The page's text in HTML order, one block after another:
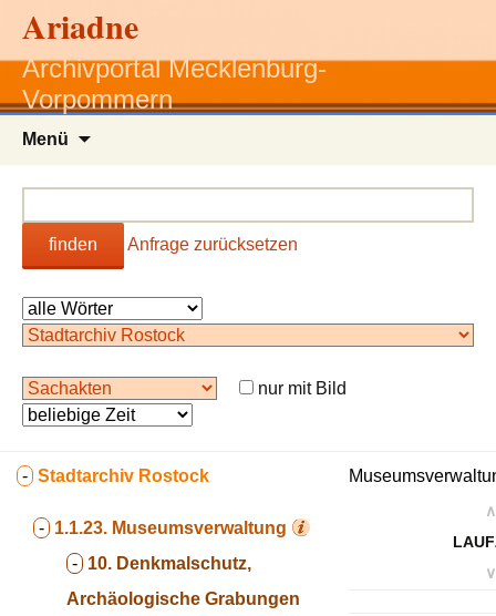
Ariadne
Archivportal Mecklenburg-
Vorpommern
Menü
finden Anfrage zurücksetzen
nur mit Bild
- Stadtarchiv Rostock
- 1.1.23. Museumsverwaltung
- 10. Denkmalschutz,
Archäologische Grabungen
∧
∨